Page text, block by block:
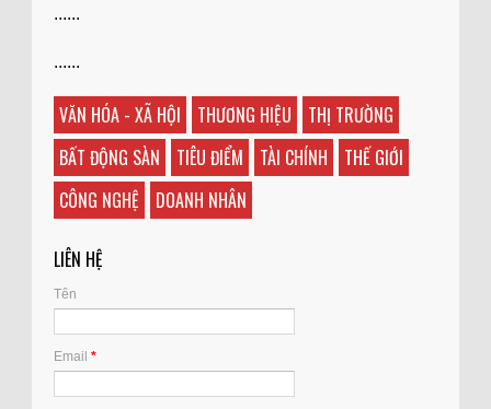
......
......
VĂN HÓA - XÃ HỘI THƯƠNG HIỆU
THỊ TRƯỜNG
BẤT ĐỘNG SÀN
TIÊU ĐIỂM TÀI CHÍNH
THẾ GIỚI
CÔNG NGHỆ
DOANH NHÂN
LIÊN HỆ
Tên
Email *